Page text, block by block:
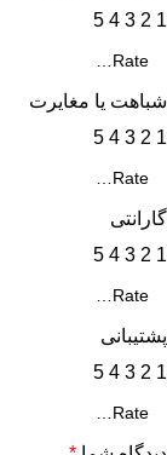
1
2
3
4
5
شباهت یا مغایرت
1
2
3
4
5
گارانتی
1
2
3
4
5
پشتیبانی
1
2
3
4
5